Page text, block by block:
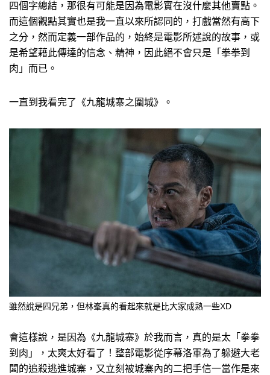
四個字總結，那很有可能是因為電影實在沒什麼其他賣點。
而這個觀點其實也是我一直以來所認同的，打戲當然有高下
之分，然而定義一部作品的，始終是電影所述說的故事，或
是希望藉此傳達的信念、精神，因此絕不會只是「拳拳到
肉」而已。
一直到我看完了《九龍城寨之圍城》。
雖然說是四兄弟，但林峯真的看起來就是比大家成熟一些XD
會這樣說，是因為《九龍城寨》於我而言，真的是太「拳拳
到肉」，太爽太好看了！整部電影從序幕洛軍為了躲避大老
闆的追殺逃進城寨，又立刻被城寨內的二把手信一當作是來